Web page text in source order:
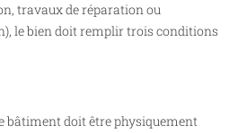
travaux de réparation ou
le bien doit remplir trois conditions
bâtiment doit être physiquement